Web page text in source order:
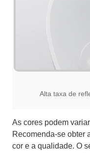
Alta taxa de
As cores podem
Recomenda-se obter
cor e a qualidade. O